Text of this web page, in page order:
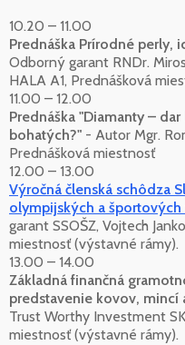
10.20 – 11.00
Prednáška Prírodné perly,
Odborný garant RNDr.
HALA A1, Prednášková
11.00 – 12.00
Prednáška "Diamanty –
bohatých?" - Autor Mgr.
Prednášková miestnosť
12.00 – 13.00
Výročná členská schôdza
olympijských a športových
garant SSOŠZ, Vojtech
miestnosť (výstavné rámy).
13.00 – 14.00
Základná finančná
predstavenie kovov, mincí
Trust Worthy Investment
miestnosť (výstavné rámy).